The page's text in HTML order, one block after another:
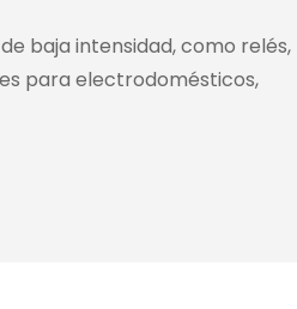
baja intensidad, como relés,
para electrodomésticos,